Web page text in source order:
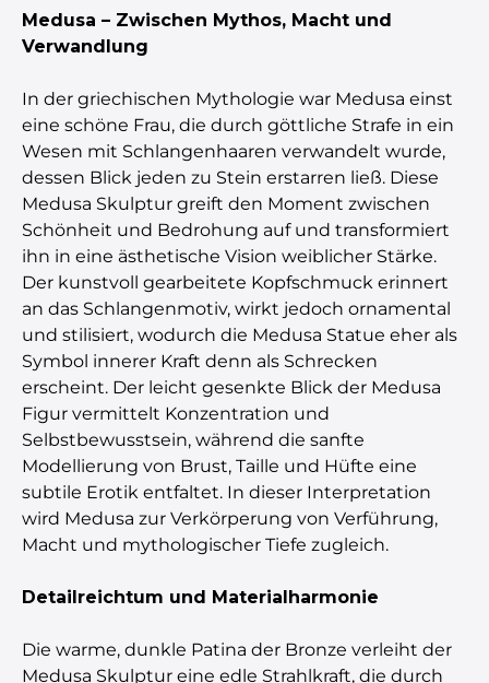
Medusa – Zwischen Mythos, Macht und
Verwandlung
In der griechischen Mythologie war Medusa einst
eine schöne Frau, die durch göttliche Strafe in ein
Wesen mit Schlangenhaaren verwandelt wurde,
dessen Blick jeden zu Stein erstarren ließ. Diese
Medusa Skulptur greift den Moment zwischen
Schönheit und Bedrohung auf und transformiert
ihn in eine ästhetische Vision weiblicher Stärke.
Der kunstvoll gearbeitete Kopfschmuck erinnert
an das Schlangenmotiv, wirkt jedoch ornamental
und stilisiert, wodurch die Medusa Statue eher als
Symbol innerer Kraft denn als Schrecken
erscheint. Der leicht gesenkte Blick der Medusa
Figur vermittelt Konzentration und
Selbstbewusstsein, während die sanfte
Modellierung von Brust, Taille und Hüfte eine
subtile Erotik entfaltet. In dieser Interpretation
wird Medusa zur Verkörperung von Verführung,
Macht und mythologischer Tiefe zugleich.
Detailreichtum und Materialharmonie
Die warme, dunkle Patina der Bronze verleiht der
Medusa Skulptur eine edle Strahlkraft, die durch